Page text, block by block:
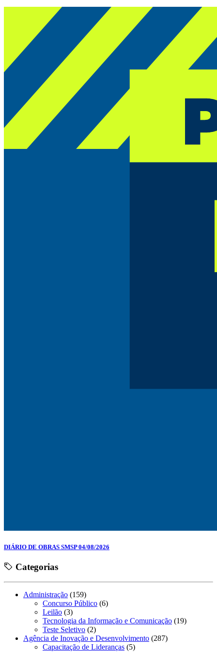
DIÁRIO DE OBRAS SMSP 04/08/2026
Categorias
Administração (159)
Concurso Público (6)
Leilão (3)
Tecnologia da Informação e Comunicação (19)
Teste Seletivo (2)
Agência de Inovação e Desenvolvimento (287)
Capacitação de Lideranças (5)